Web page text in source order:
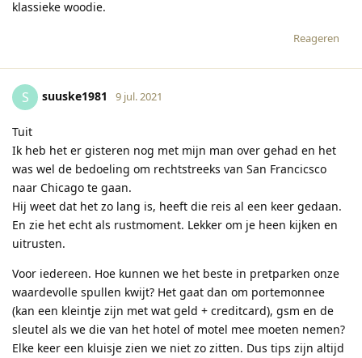
klassieke woodie.
Reageren
S suuske1981 9 jul. 2021
Tuit
Ik heb het er gisteren nog met mijn man over gehad en het
was wel de bedoeling om rechtstreeks van San Francicsco
naar Chicago te gaan.
Hij weet dat het zo lang is, heeft die reis al een keer gedaan.
En zie het echt als rustmoment. Lekker om je heen kijken en
uitrusten.
Voor iedereen. Hoe kunnen we het beste in pretparken onze
waardevolle spullen kwijt? Het gaat dan om portemonnee
(kan een kleintje zijn met wat geld + creditcard), gsm en de
sleutel als we die van het hotel of motel mee moeten nemen?
Elke keer een kluisje zien we niet zo zitten. Dus tips zijn altijd